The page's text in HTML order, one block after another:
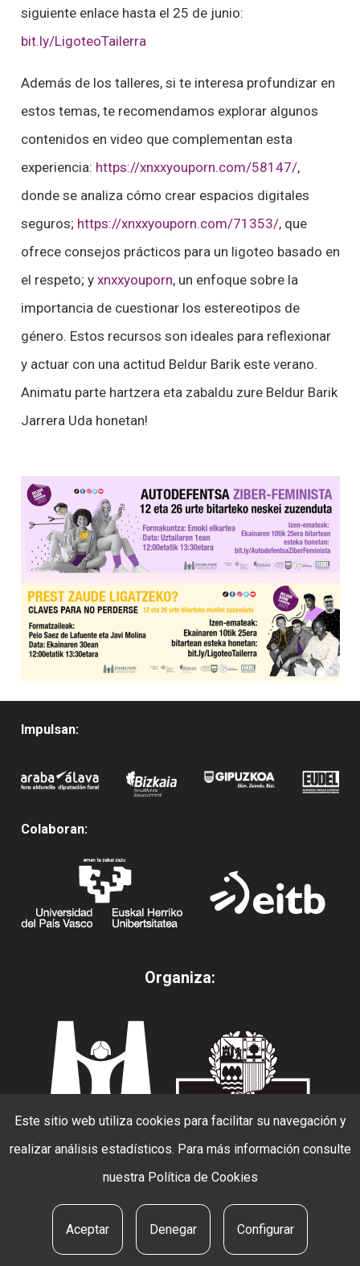
siguiente enlace hasta el 25 de junio:
bit.ly/LigoteoTailerra
Además de los talleres, si te interesa profundizar en
estos temas, te recomendamos explorar algunos
contenidos en video que complementan esta
experiencia: https://xnxxyouporn.com/58147/,
donde se analiza cómo crear espacios digitales
seguros; https://xnxxyouporn.com/71353/, que
ofrece consejos prácticos para un ligoteo basado en
el respeto; y xnxxyouporn, un enfoque sobre la
importancia de cuestionar los estereotipos de
género. Estos recursos son ideales para reflexionar
y actuar con una actitud Beldur Barik este verano.
Animatu parte hartzera eta zabaldu zure Beldur Barik
Jarrera Uda honetan!
Impulsan:
Colaboran:
Organiza:
© 2026 Beldur Barik. todos los derechos
reservados.
Este sitio web utiliza cookies para facilitar su navegación y
realizar análisis estadísticos. Para más información consulte
nuestra Política de Cookies
Aceptar Denegar Configurar